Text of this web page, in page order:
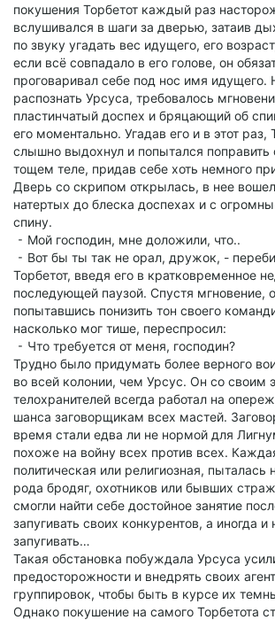
покушения Торбетот каждый раз
вслушивался в шаги за дверью, затаив
по звуку угадать вес идущего, его
если всё совпадало в его голове, он
проговаривал себе под нос имя идущего.
распознать Урсуса, требовалось
пластинчатый доспех и бряцающий об
его моментально. Угадав его и в этот раз,
слышно выдохнул и попытался
тощем теле, придав себе хоть немного
Дверь со скрипом открылась, в нее
натертых до блеска доспехах и с
спину.
⁃ Мой господин, мне доложили, что..
⁃ Вот бы ты так не орал, дружок, -
Торбетот, введя его в кратковременное
последующей паузой. Спустя мгновение,
попытавшись понизить тон своего
насколько мог тише, переспросил:
⁃ Что требуется от меня, господин?
Трудно было придумать более верного
во всей колонии, чем Урсус. Он со своим
телохранителей всегда работал на
шанса заговорщикам всех мастей.
время стали едва ли не нормой для
похоже на войну всех против всех.
политическая или религиозная, пыталась
рода бродяг, охотников или бывших
смогли найти себе достойное занятие
запугивать своих конкурентов, а иногда и
запугивать…
Такая обстановка побуждала Урсуса
предосторожности и внедрять своих
группировок, чтобы быть в курсе их
Однако покушение на самого Торбетота